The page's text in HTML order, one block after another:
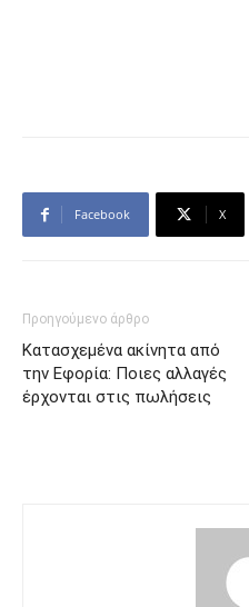
Facebook X
Προηγούμενο άρθρο
Κατασχεμένα ακίνητα από
την Εφορία: Ποιες αλλαγές
έρχονται στις πωλήσεις